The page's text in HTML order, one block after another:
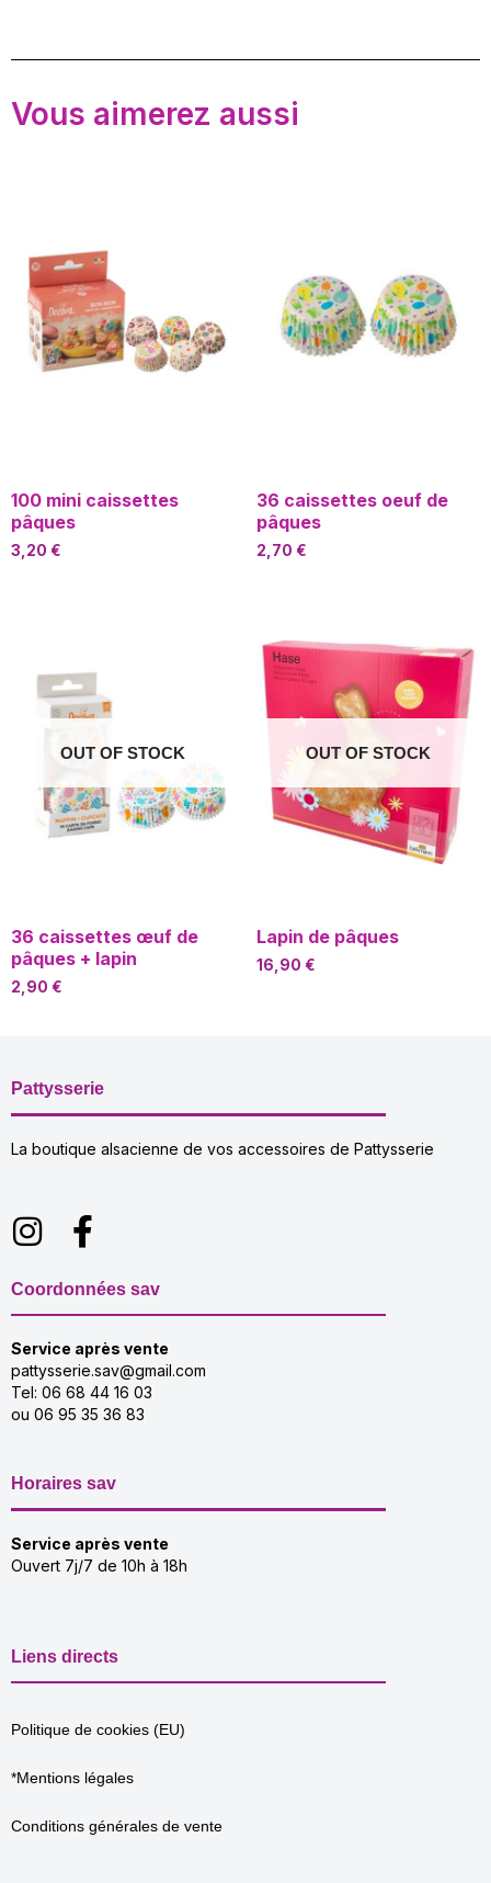
Vous aimerez aussi
100 mini caissettes
pâques
3,20 €
36 caissettes oeuf de
pâques
2,70 €
OUT OF STOCK
36 caissettes œuf de
pâques + lapin
2,90 €
OUT OF STOCK
Lapin de pâques
16,90 €
Pattysserie
La boutique alsacienne de vos accessoires de Pattysserie
Coordonnées sav
Service après vente
pattysserie.sav@gmail.com
Tel: 06 68 44 16 03
ou 06 95 35 36 83
Horaires sav
Service après vente
Ouvert 7j/7 de 10h à 18h
Liens directs
Politique de cookies (EU)
*Mentions légales
Conditions générales de vente